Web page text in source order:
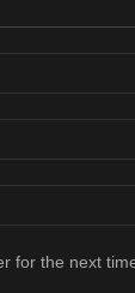
for the next